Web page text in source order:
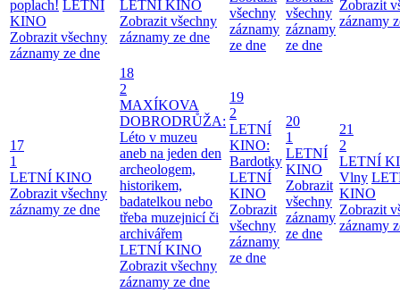
poplach! LETNÍ
KINO
Zobrazit všechny
záznamy ze dne
LETNÍ KINO
Zobrazit všechny
záznamy ze dne
všechny
záznamy
ze dne
všechny
záznamy
ze dne
Zobrazit
záznamy
17
1
LETNÍ KINO
Zobrazit všechny
záznamy ze dne
18
2
MAXÍKOVA
DOBRODRŮŽA:
Léto v muzeu
aneb na jeden den
archeologem,
historikem,
badatelkou nebo
třeba muzejnicí či
archivářem
LETNÍ KINO
Zobrazit všechny
záznamy ze dne
19
2
LETNÍ
KINO:
Bardotky
LETNÍ
KINO
Zobrazit
všechny
záznamy
ze dne
20
1
LETNÍ
KINO
Zobrazit
všechny
záznamy
ze dne
21
2
LETNÍ
Vlny
KINO
Zobrazit
záznamy